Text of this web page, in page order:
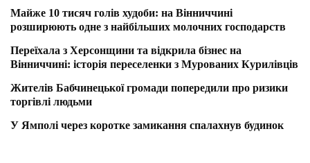
Майже 10 тисяч голів худоби: на Вінниччині
розширюють одне з найбільших молочних господарств
Переїхала з Херсонщини та відкрила бізнес на
Вінниччині: історія переселенки з Мурованих Курилівців
Жителів Бабчинецької громади попередили про ризики
торгівлі людьми
У Ямполі через коротке замикання спалахнув будинок